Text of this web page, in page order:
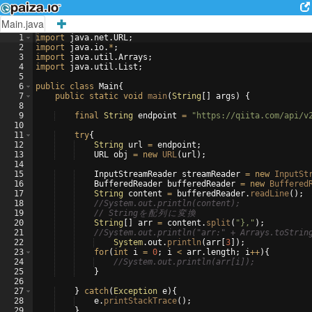
Main.java
1
2
3
4
5
6
7
8
9
10
11
12
13
14
15
16
17
18
19
20
21
22
23
24
25
26
27
28
import java. net .URL;
import
java. io. * ;
import
java. util .Arrays ;
import
java. util . List ;
public class Main{
public static void main (String args )
{
final String endpoint =
"https://qiita.com/api/v2/
try{
String
url = endpoint ;
URL obj = new URL( url ) ;
InputStreamReader streamReader = new
BufferedReader
bufferedReader = new
String
content = bufferedReader. readLine( ) ;
//System.out.println(content);
// String を 配 列 に 変 換
String
arr = content . split ( "}," ) ;
//System.out.println("arr:" +
System.out . println (arr 3 ]) ;
for( int i = 0; i < arr. length; i++) {
//System.out.println(arr[i]);
}
}
catch( Exception e) {
e. printStackTrace( ) ;